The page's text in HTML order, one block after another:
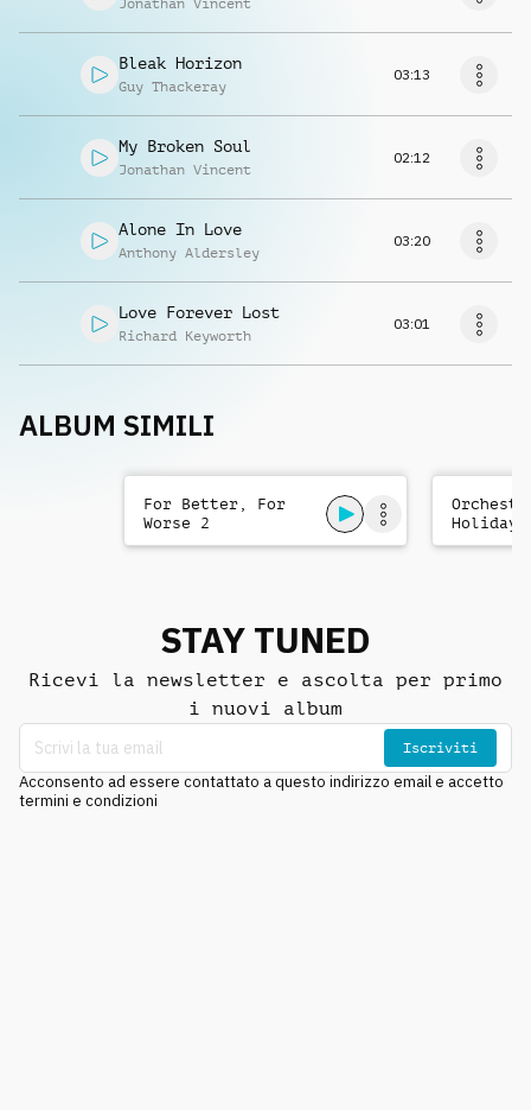
Jonathan Vincent
Bleak Horizon
Guy Thackeray
03:13
My Broken Soul
Jonathan Vincent
02:12
Alone In Love
Anthony Aldersley
03:20
Love Forever Lost
Richard Keyworth
03:01
ALBUM SIMILI
For Better, For
Worse 2
Holiday
STAY TUNED
Ricevi la newsletter e ascolta per primo
i nuovi album
Iscriviti
Acconsento ad essere contattato a questo indirizzo email e accetto
termini e condizioni